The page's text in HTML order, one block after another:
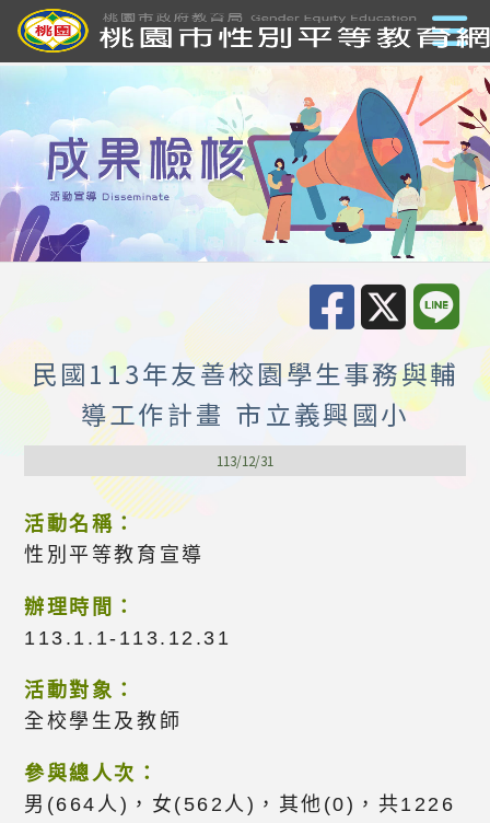
民國113年友善校園學生事務與輔
導工作計畫 市立義興國小
113/12/31
活動名稱：
性別平等教育宣導
辦理時間：
113.1.1-113.12.31
活動對象：
全校學生及教師
參與總人次：
男(664人)，女(562人)，其他(0)，共1226